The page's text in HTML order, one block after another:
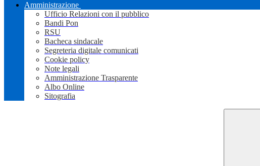
Amministrazione
Ufficio Relazioni con il pubblico
Bandi Pon
RSU
Bacheca sindacale
Segreteria digitale comunicati
Cookie policy
Note legali
Amministrazione Trasparente
Albo Online
Sitografia